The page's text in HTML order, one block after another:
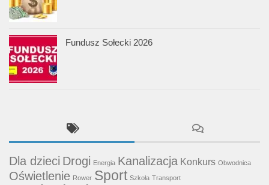
Fundusz Sołecki 2026
Dla dzieci Drogi Energia Kanalizacja Konkurs Obwodnica
Oświetlenie Rower Sport Szkoła Transport